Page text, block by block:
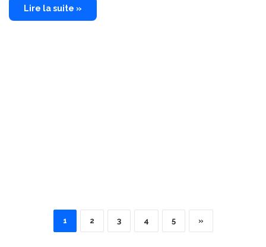
Lire la suite »
1 2 3 4 5 »